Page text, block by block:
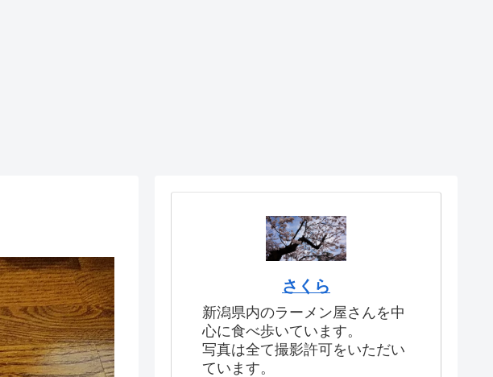
さくら
新潟県内のラーメン屋さんを中
心に食べ歩いています。
写真は全て撮影許可をいただい
ています。